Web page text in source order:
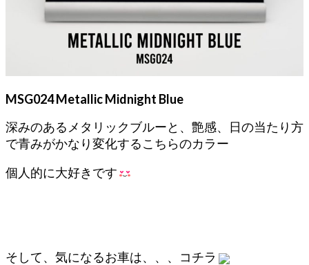
MSG024 Metallic Midnight Blue
深みのあるメタリックブルーと、艶感、日の当たり方
で青みがかなり変化するこちらのカラー
個人的に大好きです
そして、気になるお車は、、、コチラ